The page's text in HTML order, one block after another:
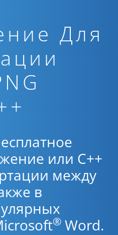
Для
или C++
между
в
® Word.